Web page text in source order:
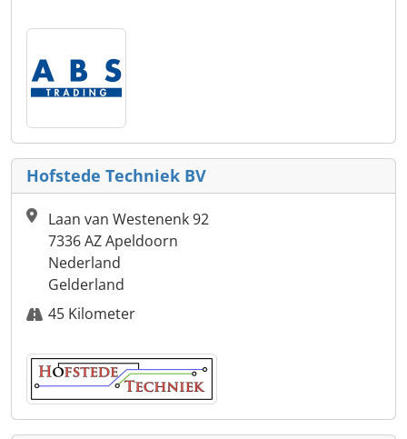
Hofstede Techniek BV
Laan van Westenenk 92
7336 AZ Apeldoorn
Nederland
Gelderland
45 Kilometer